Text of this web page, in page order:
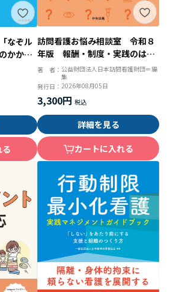
なぞル
かかわ
変え
訪問看護お悩み相談室 令和８
年版 報酬・制度・実践のはて
なを解決
著 者： 公益財団法人日本訪問看護財団＝編
集
発行日： 2026年08月05日
3,300円
詳細を見る
カートに入れる